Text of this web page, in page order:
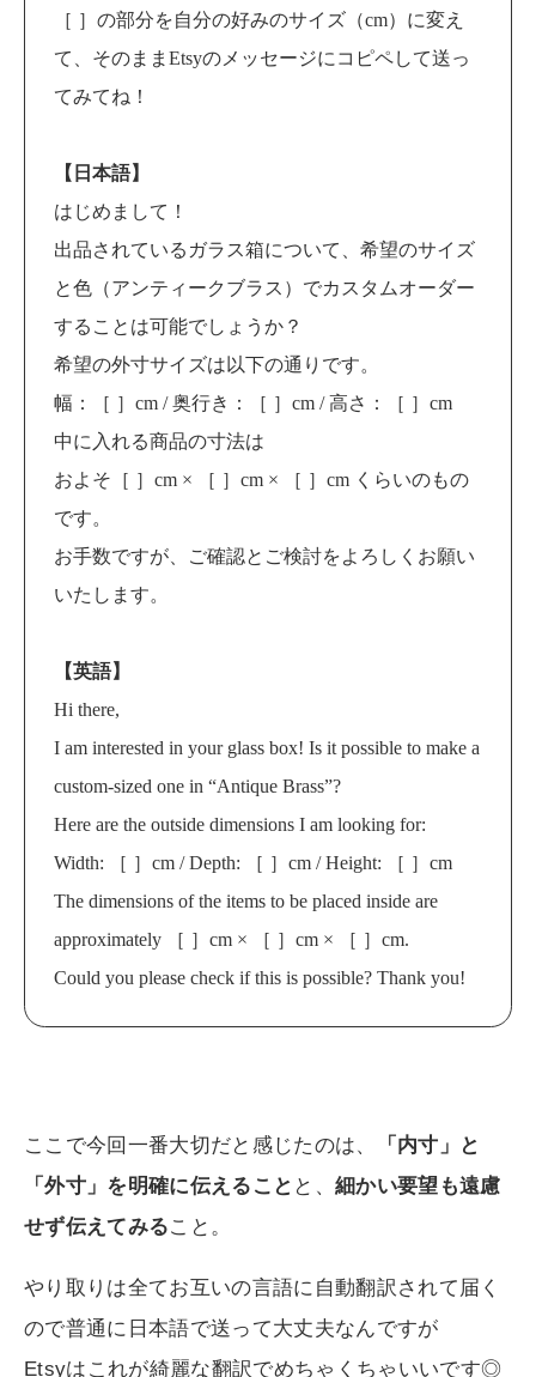
［ ］の部分を自分の好みのサイズ（cm）に変え
て、そのままEtsyのメッセージにコピペして送っ
てみてね！
【日本語】
はじめまして！
出品されているガラス箱について、希望のサイズ
と色（アンティークブラス）でカスタムオーダー
することは可能でしょうか？
希望の外寸サイズは以下の通りです。
幅：［ ］cm / 奥行き：［ ］cm / 高さ：［ ］cm
中に入れる商品の寸法は
およそ［ ］cm × ［ ］cm × ［ ］cm くらいのもの
です。
お手数ですが、ご確認とご検討をよろしくお願い
いたします。
【英語】
Hi there,
I am interested in your glass box! Is it possible to make a
custom-sized one in “Antique Brass”?
Here are the outside dimensions I am looking for:
Width: ［ ］cm / Depth: ［ ］cm / Height: ［ ］cm
The dimensions of the items to be placed inside are
approximately ［ ］cm × ［ ］cm × ［ ］cm.
Could you please check if this is possible? Thank you!
ここで今回一番大切だと感じたのは、
「内寸」と
「外寸」を明確に伝えること と、細かい要望も遠慮
せず伝えてみること。
やり取りは全てお互いの言語に自動翻訳されて届く
ので普通に日本語で送って大丈夫なんですが
Etsyはこれが綺麗な翻訳でめちゃくちゃいいです◎